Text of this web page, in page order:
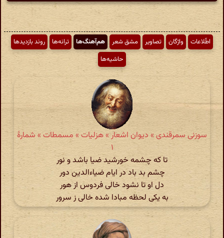
اطّلاعات واژگان تصاویر مشق شعر هم‌آهنگ‌ها ترانه‌ها
روند بازدیدها
حاشیه‌ها
سوزنی سمرقندی » دیوان اشعار » هزلیات » مسمطات » شمارهٔ
۱
تا که چشمه خورشید ضیا باشد و نور
چشم بد باد در ایام ضیاء‌الدین دور
دل او تا نشود خالی فردوس از هور
به یکی لحظه مبادا شده خالی ز سرور